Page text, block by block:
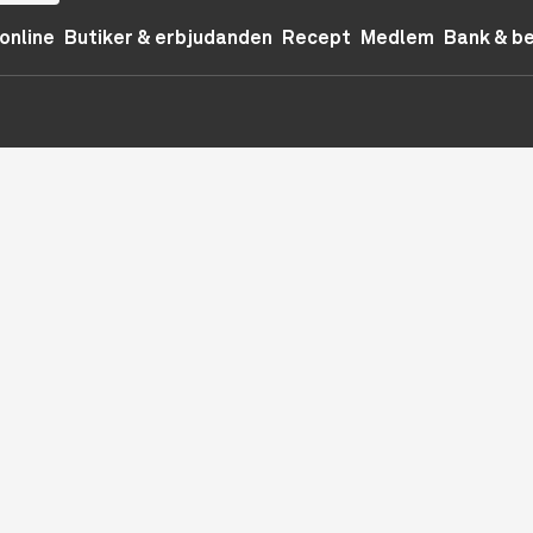
Butiker & erbjudanden Recept Medlem Bank &